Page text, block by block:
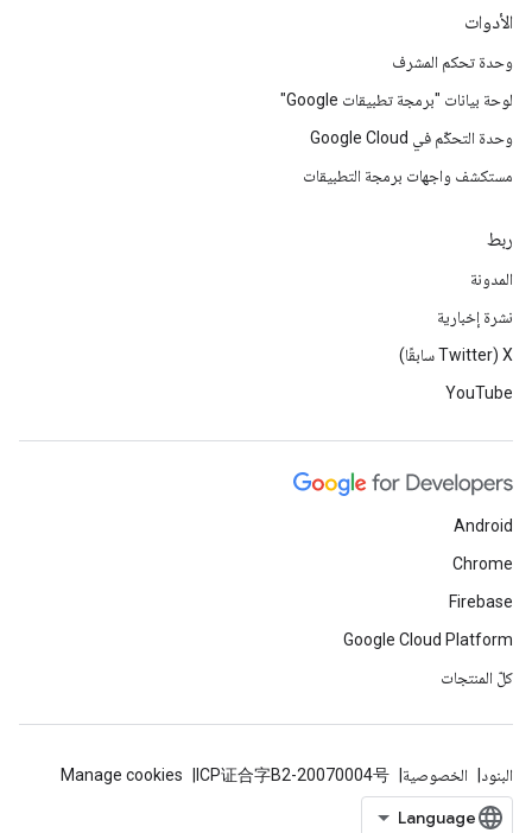
الأدوات
وحدة تحكم المشرف
لوحة بيانات "برمجة تطبيقات Google"
وحدة التحكّم في Google Cloud
مستكشف واجهات برمجة التطبيقات
ربط
المدونة
نشرة إخبارية
‫X ‏(Twitter سابقًا)
YouTube
Android
Chrome
Firebase
Google Cloud Platform
كلّ المنتجات
البنود الخصوصية ICP证合字B2-20070004号
Manage cookies